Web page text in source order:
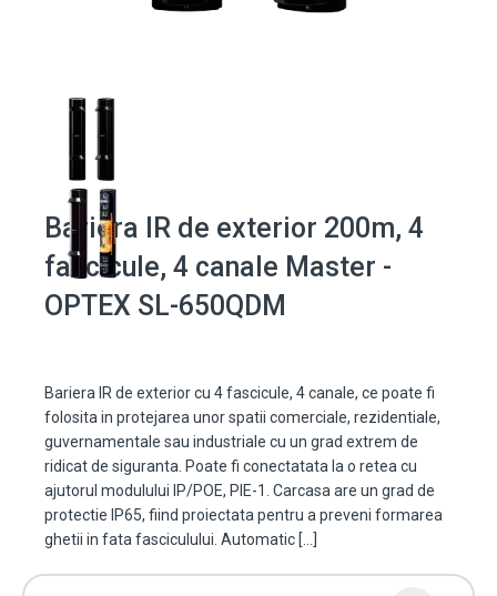
Bariera IR de exterior 200m, 4
fascicule, 4 canale Master -
OPTEX SL-650QDM
Bariera IR de exterior cu 4 fascicule, 4 canale, ce poate fi
folosita in protejarea unor spatii comerciale, rezidentiale,
guvernamentale sau industriale cu un grad extrem de
ridicat de siguranta. Poate fi conectatata la o retea cu
ajutorul modulului IP/POE, PIE-1. Carcasa are un grad de
protectie IP65, fiind proiectata pentru a preveni formarea
ghetii in fata fasciculului. Automatic […]